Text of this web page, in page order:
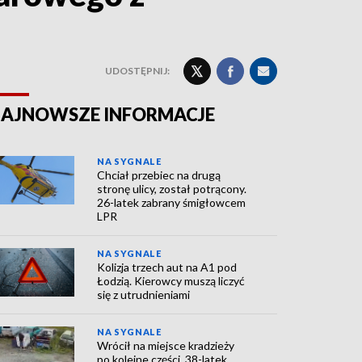
UDOSTĘPNIJ:
INFORMACJE
NA SYGNALE
Chciał przebiec na drugą
stronę ulicy, został potrącony.
26-latek zabrany śmigłowcem
LPR
NA SYGNALE
Kolizja trzech aut na A1 pod
Łodzią. Kierowcy muszą liczyć
się z utrudnieniami
NA SYGNALE
Wrócił na miejsce kradzieży
po kolejne części. 38-latek